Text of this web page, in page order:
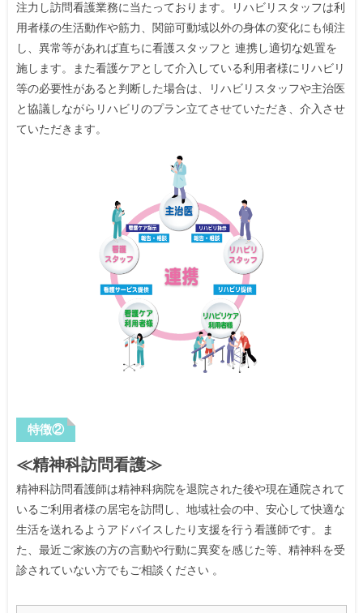
注力し訪問看護業務に当たっております。リハビリスタッフは利
用者様の生活動作や筋力、関節可動域以外の身体の変化にも傾注
し、異常等があれば直ちに看護スタッフと 連携し適切な処置を
施します。また看護ケアとして介入している利用者様にリハビリ
等の必要性があると判断した場合は、リハビリスタッフや主治医
と協議しながらリハビリのプラン立てさせていただき、介入させ
ていただきます。
特徴②
≪精神科訪問看護≫
精神科訪問看護師は精神科病院を退院された後や現在通院されて
いるご利用者様の居宅を訪問し、地域社会の中、安心して快適な
生活を送れるようアドバイスしたり支援を行う看護師です。ま
た、最近ご家族の方の言動や行動に異変を感じた等、精神科を受
診されていない方でもご相談ください 。